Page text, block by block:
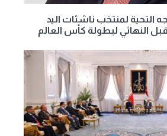
التحية لمنتخب ناشئات اليد
النهائي لبطولة كأس العالم